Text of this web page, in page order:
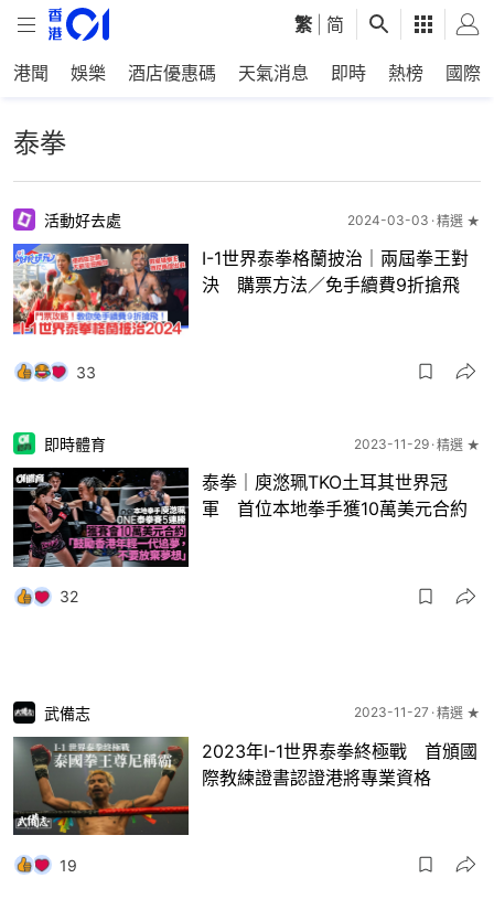
繁 简
港聞 娛樂 酒店優惠碼 天氣消息 即時 熱榜 國際
泰拳
活動好去處 2024-03-03 精選 ★
I-1世界泰拳格蘭披治｜兩屆拳王對
決 購票方法／免手續費9折搶飛
33
即時體育 2023-11-29 精選 ★
泰拳｜庾滺珮TKO土耳其世界冠
軍 首位本地拳手獲10萬美元合約
32
武備志 2023-11-27 精選 ★
2023年I-1世界泰拳終極戰 首頒國
際教練證書認證港將專業資格
19